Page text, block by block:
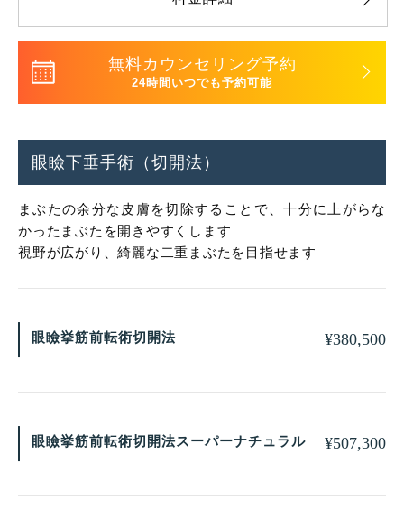
無料カウンセリング予約
24時間いつでも予約可能
眼瞼下垂手術（切開法）
まぶたの余分な皮膚を切除することで、十分に上がらな
かったまぶたを開きやすくします
視野が広がり、綺麗な二重まぶたを目指せます
眼瞼挙筋前転術切開法 ¥380,500
眼瞼挙筋前転術切開法スーパーナチュラル ¥507,300